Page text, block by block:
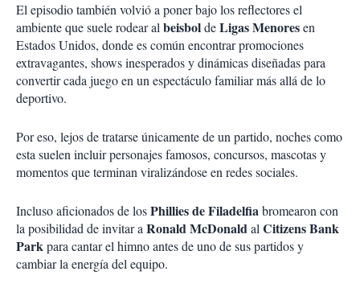
El episodio también volvió a poner bajo los reflectores el
ambiente que suele rodear albeisboldeLigas Menoresen
Estados Unidos, donde es común encontrar promociones
extravagantes, shows inesperados y dinámicas diseñadas para
convertir cada juego en un espectáculo familiar más allá de lo
deportivo.
Por eso, lejos de tratarse únicamente de un partido, noches como
esta suelen incluir personajes famosos, concursos, mascotas y
momentos que terminan viralizándose en redes sociales.
Incluso aficionados de losPhillies de Filadelfiabromearon con
la posibilidad de invitar aRonald McDonaldalCitizens Bank
Parkpara cantar el himno antes de uno de sus partidos y
cambiar la energía del equipo.